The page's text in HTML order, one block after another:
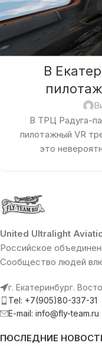
В
В ТРЦ Радуга-
пилотажный VR
это
United Ultralight
Российское
Сообщество людей
г. Екатеринбург.
Tel: +7(905)80-337-31
E-mail: info@fly-team.ru
ПОСЛЕДНИЕ